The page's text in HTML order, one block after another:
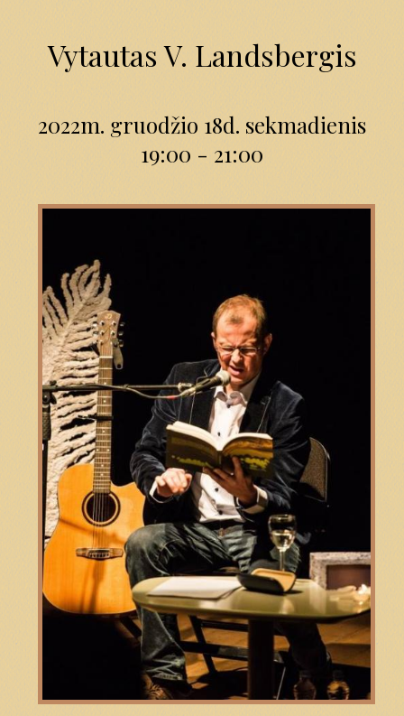
Vytautas V. Landsbergis
2022m. gruodžio 18d. sekmadienis
19:00 - 21:00